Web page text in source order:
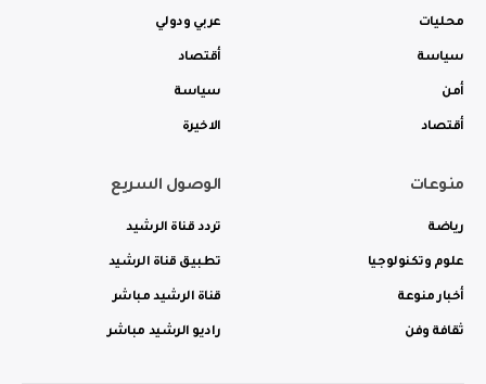
محليات
سياسة
أمن
أقتصاد
عربي ودولي
أقتصاد
سياسة
الاخيرة
منوعات
رياضة
علوم وتكنولوجيا
أخبار منوعة
ثقافة وفن
الوصول السريع
تردد قناة الرشيد
تطبيق قناة الرشيد
قناة الرشيد مباشر
راديو الرشيد مباشر